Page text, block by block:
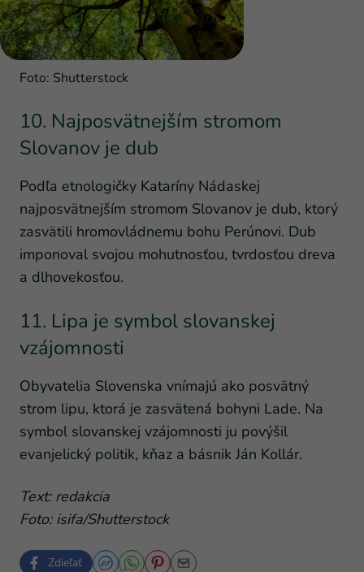
Foto: Shutterstock
10. Najposvätnejším stromom
Slovanov je dub
Podľa etnologičky Kataríny Nádaskej
najposvätnejším stromom Slovanov je dub, ktorý
zasvätili hromovládnemu bohu Perúnovi. Dub
imponoval svojou mohutnosťou, tvrdosťou dreva
a dlhovekosťou.
11. Lipa je symbol slovanskej
vzájomnosti
Obyvatelia Slovenska vnímajú ako posvätný
strom lipu, ktorá je zasvätená bohyni Lade. Na
symbol slovanskej vzájomnosti ju povýšil
evanjelický politik, kňaz a básnik Ján Kollár.
Text: redakcia
Foto: isifa/Shutterstock
Zdieľať